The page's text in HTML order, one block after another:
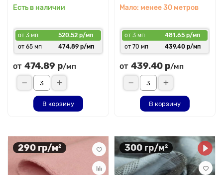
Есть в наличии
от 3 мп
520.52 р/мп
от 65 мп
474.89 р/мп
от 474.89 р/мп
В корзину
Мало: менее 30 метров
от 3 мп
481.65 р/мп
от 70 мп
439.40 р/мп
от 439.40 р/мп
В корзину
290 гр/м² 300 гр/м²